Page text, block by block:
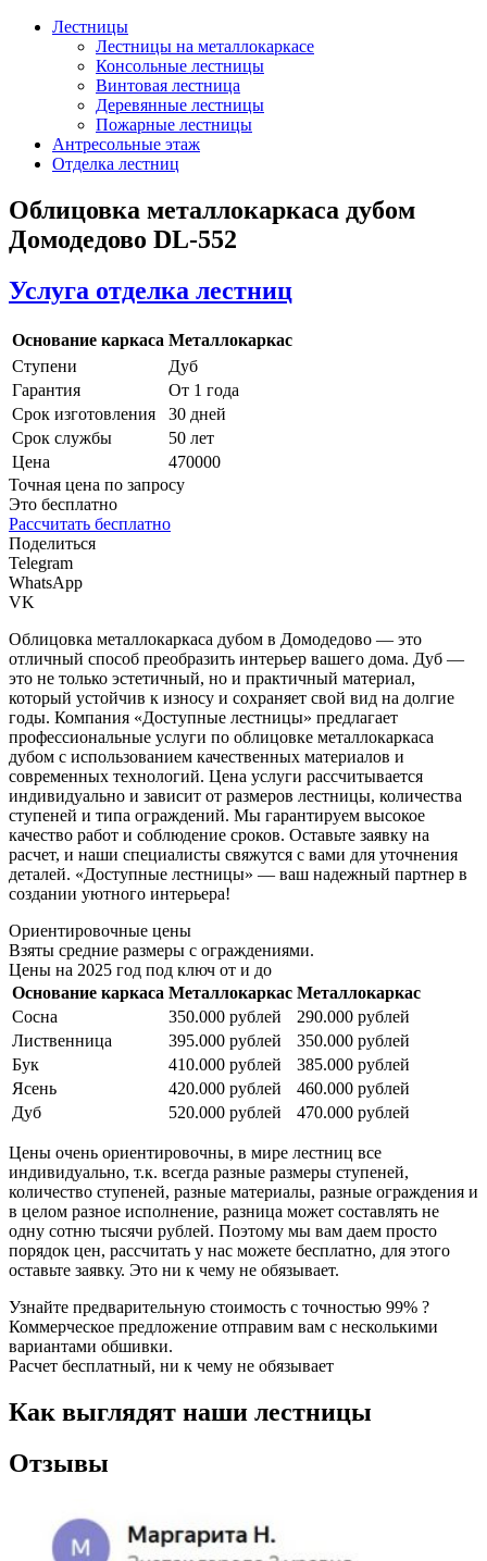
Лестницы
Лестницы на металлокаркасе
Консольные лестницы
Винтовая лестница
Деревянные лестницы
Пожарные лестницы
Антресольные этаж
Отделка лестниц
Облицовка металлокаркаса дубом
Домодедово DL-552
Услуга отделка лестниц
Основание каркаса Металлокаркас
Ступени
Дуб
Гарантия
От 1 года
Срок изготовления
30 дней
Срок службы
50 лет
Цена
470000
Точная цена по запросу
Это бесплатно
Рассчитать бесплатно
Поделиться
Telegram
WhatsApp
VK
Облицовка металлокаркаса дубом в Домодедово — это
отличный способ преобразить интерьер вашего дома. Дуб —
это не только эстетичный, но и практичный материал,
который устойчив к износу и сохраняет свой вид на долгие
годы. Компания «Доступные лестницы» предлагает
профессиональные услуги по облицовке металлокаркаса
дубом с использованием качественных материалов и
современных технологий. Цена услуги рассчитывается
индивидуально и зависит от размеров лестницы, количества
ступеней и типа ограждений. Мы гарантируем высокое
качество работ и соблюдение сроков. Оставьте заявку на
расчет, и наши специалисты свяжутся с вами для уточнения
деталей. «Доступные лестницы» — ваш надежный партнер в
создании уютного интерьера!
Ориентировочные цены
Взяты средние размеры с ограждениями.
Цены на 2025 год под ключ от и до
Основание каркаса Металлокаркас Металлокаркас
Сосна
350.000 рублей
290.000 рублей
Лиственница
395.000 рублей
350.000 рублей
Бук
410.000 рублей
385.000 рублей
Ясень
420.000 рублей
460.000 рублей
Дуб
520.000 рублей 470.000 рублей
Цены очень ориентировочны, в мире лестниц все
индивидуально, т.к. всегда разные размеры ступеней,
количество ступеней, разные материалы, разные ограждения и
в целом разное исполнение, разница может составлять не
одну сотню тысячи рублей. Поэтому мы вам даем просто
порядок цен, рассчитать у нас можете бесплатно, для этого
оставьте заявку. Это ни к чему не обязывает.
Узнайте предварительную стоимость с точностью 99% ?
Коммерческое предложение отправим вам с несколькими
вариантами обшивки.
Расчет бесплатный, ни к чему не обязывает
Как выглядят наши лестницы
Отзывы